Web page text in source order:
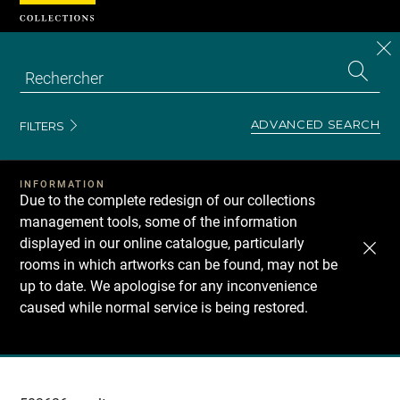
FILTERS ADVANCED SEARCH
INFORMATION
Due to the complete redesign of our collections
management tools, some of the information
displayed in our online catalogue, particularly
rooms in which artworks can be found, may not be
up to date. We apologise for any inconvenience
caused while normal service is being restored.
Recherche
Cookies management panel